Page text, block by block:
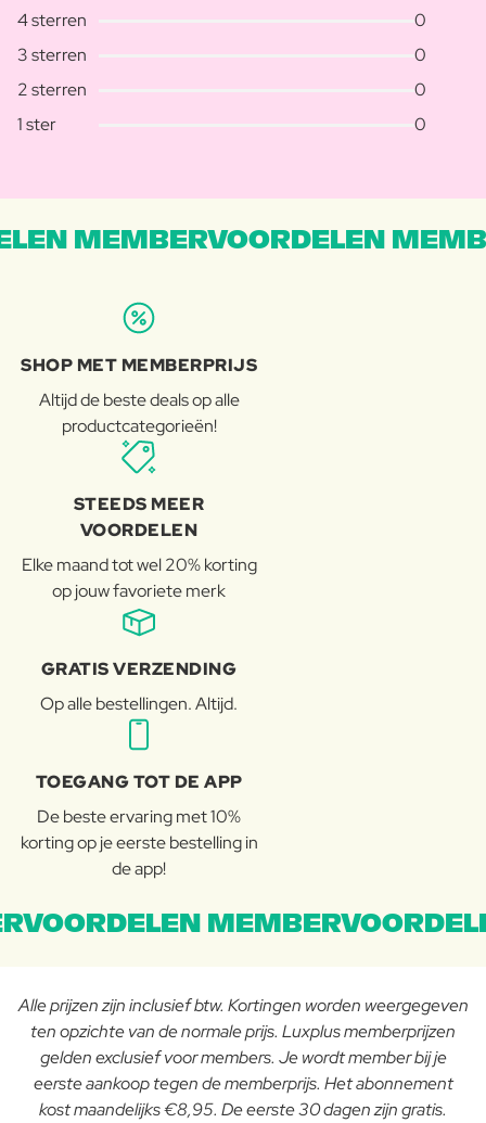
4 sterren
0
3 sterren
0
2 sterren
0
1 ster
0
MEMBERVOORDELEN
SHOP MET MEMBERPRIJS
Altijd de beste deals op alle
productcategorieën!
STEEDS MEER
VOORDELEN
Elke maand tot wel 20% korting
op jouw favoriete merk
GRATIS VERZENDING
Op alle bestellingen. Altijd.
TOEGANG TOT DE APP
De beste ervaring met 10%
korting op je eerste bestelling in
de app!
Alle prijzen zijn inclusief btw. Kortingen worden weergegeven
ten opzichte van de normale prijs. Luxplus memberprijzen
gelden exclusief voor members. Je wordt member bij je
eerste aankoop tegen de memberprijs. Het abonnement
kost maandelijks €8,95. De eerste 30 dagen zijn gratis.